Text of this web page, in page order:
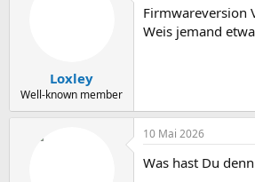
Loxley
Well-known member
Firmwareversion
Weis jemand
10 Mai 2026
Was hast Du